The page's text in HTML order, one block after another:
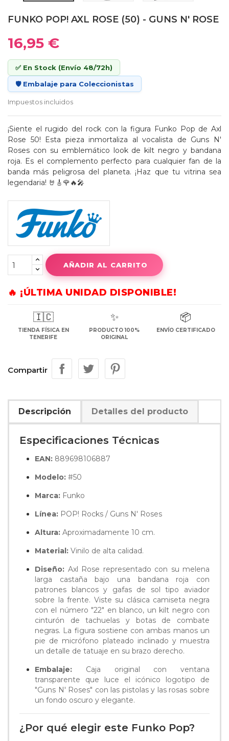
FUNKO POP! AXL ROSE (50) - GUNS N' ROSE
16,95 €
✅ En Stock (Envío 48/72h)
🛡️ Embalaje para Coleccionistas
Impuestos incluidos
¡Siente el rugido del rock con la figura Funko Pop de Axl
Rose 50! Esta pieza inmortaliza al vocalista de Guns N'
Roses con su emblemático look de kilt negro y bandana
roja. Es el complemento perfecto para cualquier fan de la
banda más peligrosa del planeta. ¡Haz que tu vitrina sea
legendaria! 🤘🎸🌹🔥🎤
AÑADIR AL CARRITO
🔥 ¡ÚLTIMA UNIDAD DISPONIBLE!
🇮🇨
TIENDA FÍSICA EN
TENERIFE
✨
PRODUCTO 100%
ORIGINAL
📦
ENVÍO CERTIFICADO
Compartir
Descripción Detalles del producto
Especificaciones Técnicas
EAN: 889698106887
Modelo: #50
Marca: Funko
Línea: POP! Rocks / Guns N' Roses
Altura: Aproximadamente 10 cm.
Material: Vinilo de alta calidad.
Diseño: Axl Rose representado con su melena
larga castaña bajo una bandana roja con
patrones blancos y gafas de sol tipo aviador
sobre la frente. Viste su clásica camiseta negra
con el número "22" en blanco, un kilt negro con
cinturón de tachuelas y botas de combate
negras. La figura sostiene con ambas manos un
pie de micrófono plateado inclinado y muestra
un detalle de tatuaje en su brazo derecho.
Embalaje: Caja original con ventana
transparente que luce el icónico logotipo de
"Guns N' Roses" con las pistolas y las rosas sobre
un fondo oscuro y elegante.
¿Por qué elegir este Funko Pop?